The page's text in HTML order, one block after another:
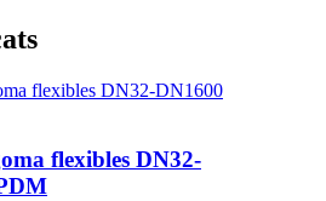
flexibles DN32-